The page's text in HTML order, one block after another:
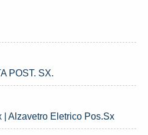
POST. SX.
Alzavetro Eletrico Pos.Sx